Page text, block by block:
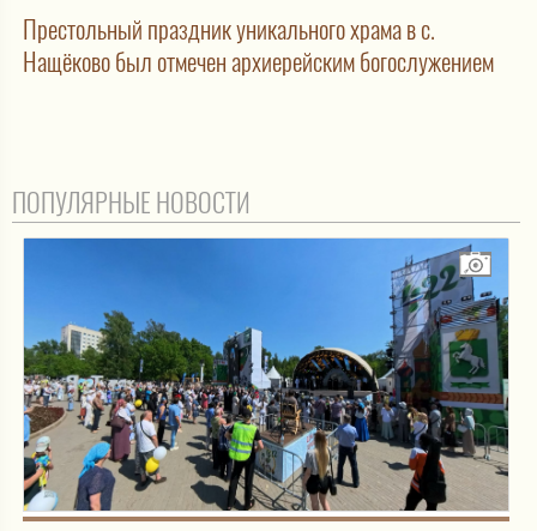
Престольный праздник уникального храма в с.
Нащёково был отмечен архиерейским богослужением
ПОПУЛЯРНЫЕ НОВОСТИ